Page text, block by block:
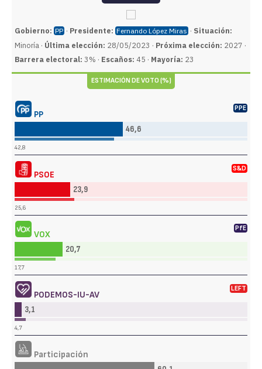
Gobierno: PP · Presidente: Fernando López Miras · Situación:
Minoría · Última elección: 28/05/2023 · Próxima elección: 2027 ·
Barrera electoral: 3% · Escaños: 45 · Mayoría: 23
ESTIMACIÓN DE VOTO (%)
PP
PPE
46,6
42,8
PSOE
S&D
23,9
25,6
VOX
PfE
20,7
17,7
PODEMOS-IU-AV
LEFT
3,1
4,7
Participación